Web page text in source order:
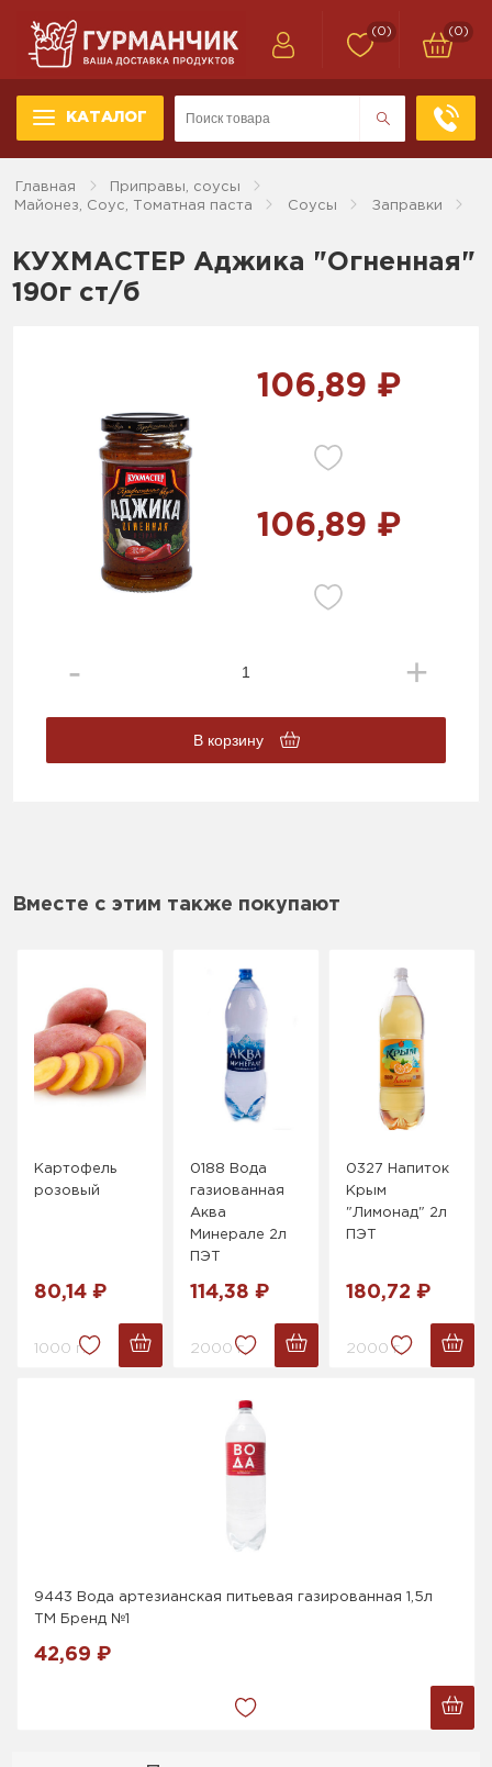
КАТАЛОГ
(0) (0)
Главная
Приправы, соусы
Майонез, Соус, Томатная паста
Соусы Заправки
КУХМАСТЕР Аджика "Огненная"
190г ст/б
106,89 ₽
106,89 ₽
В корзину
Вместе с этим также покупают
Картофель
розовый
80,14 ₽
1000 г.
0188 Вода
газиованная
Аква
Минерале 2л
ПЭТ
114,38 ₽
2000 г.
0327 Напиток
Крым
"Лимонад" 2л
ПЭТ
180,72 ₽
2000 г.
9443 Вода артезианская питьевая газированная 1,5л
ТМ Бренд №1
42,69 ₽